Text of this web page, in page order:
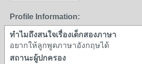
Profile Information:
ทำไมถึงสนใจเรื่องเด็กสองภาษา
อยากให้ลูกพูดภาษาอังกฤษได้
สถานะผู้ปกครอง